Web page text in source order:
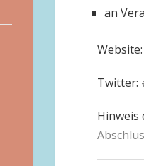
an
Website:
Twitter:
Hinweis